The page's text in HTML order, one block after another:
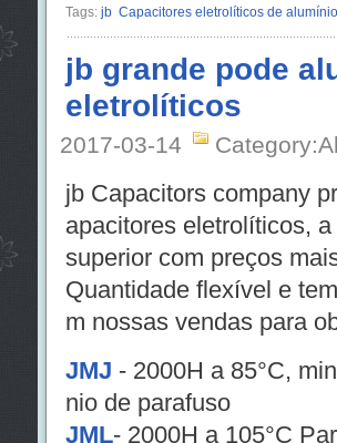
Tags: jb Capacitores eletrolíticos de alumínio
jb grande pode
eletrolíticos
2017-03-14
jb Capacitors company
apacitores eletrolíticos,
superior com preços
Quantidade flexível e
m nossas vendas para
JMJ - 2000H a 85°C,
nio de parafuso
JML- 2000H a 105°C